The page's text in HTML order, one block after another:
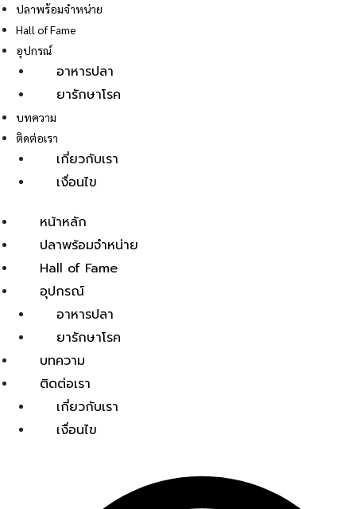
ปลาพร้อมจำหน่าย
Hall of Fame
อุปกรณ์
อาหารปลา
ยารักษาโรค
บทความ
ติดต่อเรา
เกี่ยวกับเรา
เงื่อนไข
หน้าหลัก
ปลาพร้อมจำหน่าย
Hall of Fame
อุปกรณ์
อาหารปลา
ยารักษาโรค
บทความ
ติดต่อเรา
เกี่ยวกับเรา
เงื่อนไข